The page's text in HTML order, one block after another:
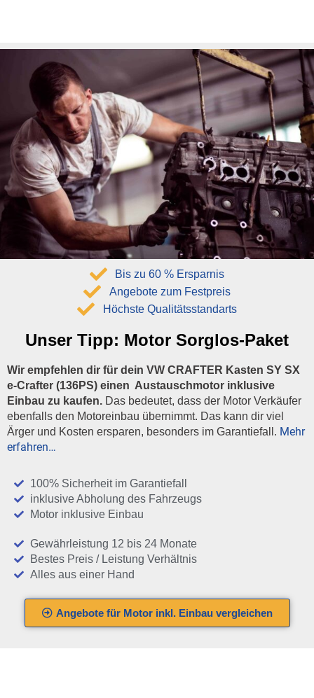
Unser Tipp: Motor Sorglos-Paket
Wir empfehlen dir für dein VW CRAFTER Kasten SY SX
e-Crafter (136PS) einen Austauschmotor inklusive
Einbau zu kaufen. Das bedeutet, dass der Motor Verkäufer
ebenfalls den Motoreinbau übernimmt. Das kann dir viel
Ärger und Kosten ersparen, besonders im Garantiefall. Mehr
erfahren…
100% Sicherheit im Garantiefall
inklusive Abholung des Fahrzeugs
Motor inklusive Einbau
Gewährleistung 12 bis 24 Monate
Bestes Preis / Leistung Verhältnis
Alles aus einer Hand
Angebote für Motor inkl. Einbau vergleichen
Bis zu 60 % Ersparnis
Angebote zum Festpreis
Höchste Qualitätsstandarts